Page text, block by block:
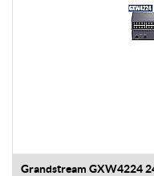
Grandstream GXW4224